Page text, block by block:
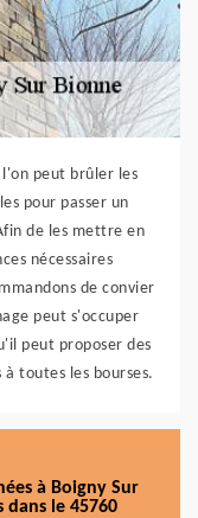
l'on peut brûler les
pour passer un
de les mettre en
nécessaires
de convier
peut s'occuper
peut proposer des
toutes les bourses.
à Boigny Sur
dans le 45760